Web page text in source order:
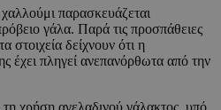
παρασκευάζεται
γάλα. Παρά τις προσπάθειες
στοιχεία δείχνουν ότι η
έχει πληγεί ανεπανόρθωτα από την
τη χρήση αγελαδινού γάλακτος, υπό